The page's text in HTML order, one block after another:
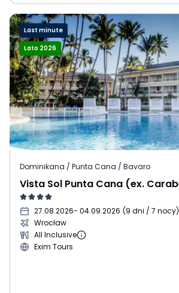
Last minute
Lato 2026
Dominikana / Punta Cana / Bavaro
27.08.2026- 04.09.2026 (9 dni / 7 nocy)
Wrocław
All Inclusive
Exim Tours